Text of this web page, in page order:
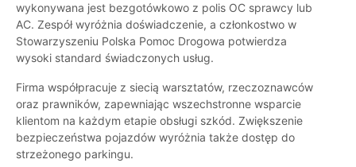
wykonywana jest bezgotówkowo z polis OC sprawcy lub
AC. Zespół wyróżnia doświadczenie, a członkostwo w
Stowarzyszeniu Polska Pomoc Drogowa potwierdza
wysoki standard świadczonych usług.
Firma współpracuje z siecią warsztatów, rzeczoznawców
oraz prawników, zapewniając wszechstronne wsparcie
klientom na każdym etapie obsługi szkód. Zwiększenie
bezpieczeństwa pojazdów wyróżnia także dostęp do
strzeżonego parkingu.